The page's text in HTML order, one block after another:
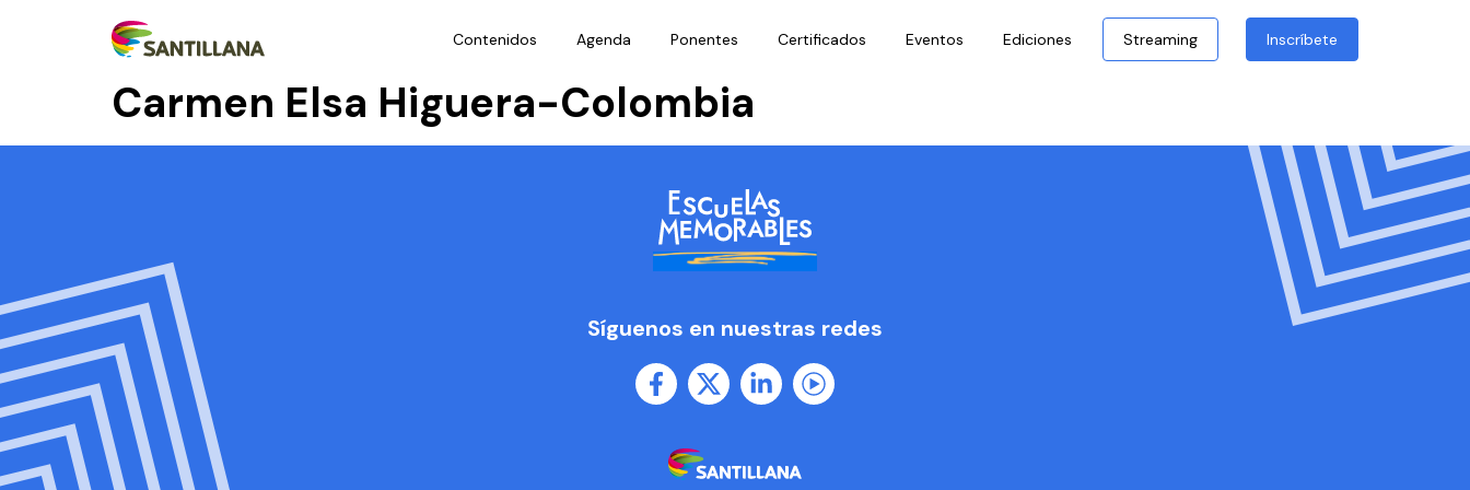
Contenidos Agenda Ponentes Certificados Eventos Ediciones Streaming Inscríbete
Carmen Elsa Higuera-Colombia
Síguenos en nuestras redes